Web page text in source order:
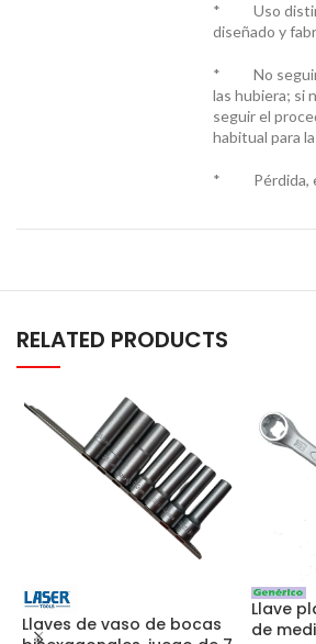
* Uso
diseñado y
* No seguir
las hubiera; si
seguir el
habitual para
* Pérdida,
RELATED PRODUCTS
Llaves de vaso de bocas
Llave
de